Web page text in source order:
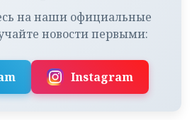
на наши официальные
новости первыми:
Instagram